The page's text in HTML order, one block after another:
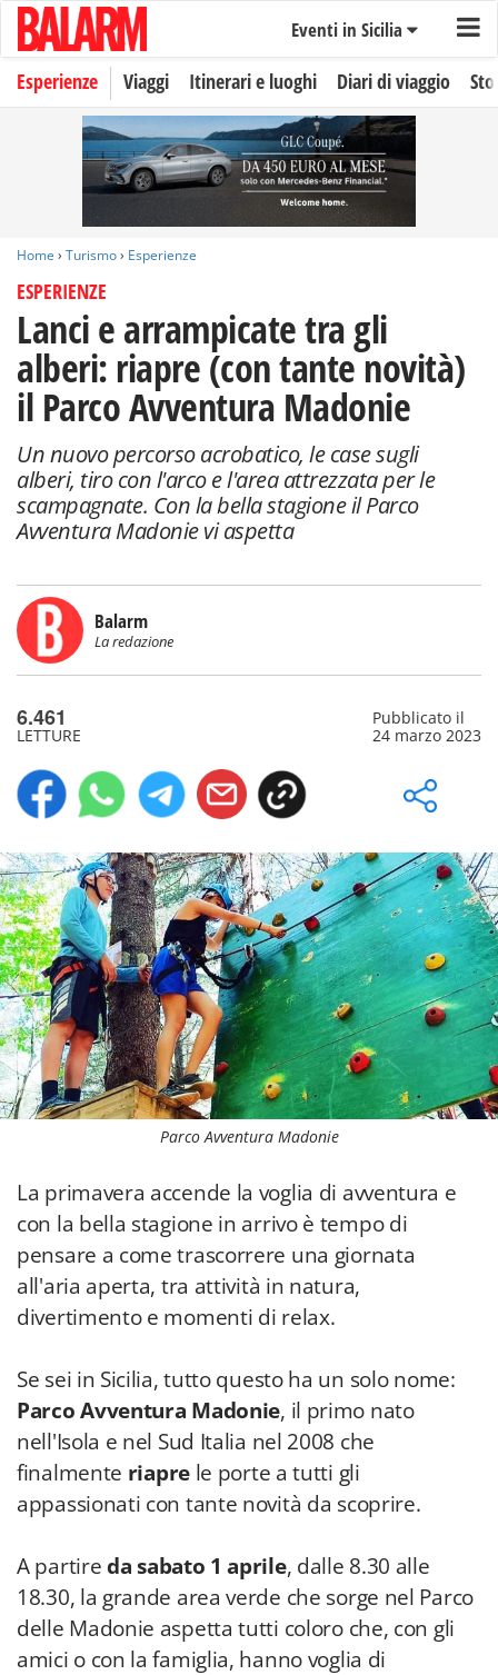
Eventi in Sicilia
Esperienze Viaggi Itinerari e luoghi Diari di viaggio
Home › Turismo› Esperienze
ESPERIENZE
Lanci e arrampicate tra gli
alberi: riapre (con tante novità)
il Parco Avventura Madonie
Un nuovo percorso acrobatico, le case sugli
alberi, tiro con l'arco e l'area attrezzata per le
scampagnate. Con la bella stagione il Parco
Avventura Madonie vi aspetta
Balarm
La redazione
6.461
LETTURE
Pubblicato il
24 marzo 2023
Parco Avventura Madonie
La primavera accende la voglia di avventura e
con la bella stagione in arrivo è tempo di
pensare a come trascorrere una giornata
all'aria aperta, tra attività in natura,
divertimento e momenti di relax.
Se sei in Sicilia, tutto questo ha un solo nome:
Parco Avventura Madonie, il primo nato
nell'Isola e nel Sud Italia nel 2008 che
finalmente riapre le porte a tutti gli
appassionati con tante novità da scoprire.
A partireda sabato 1 aprile, dalle 8.30 alle
18.30, la grande area verde che sorge nel Parco
delle Madonie aspetta tutti coloro che, con gli
amici o con la famiglia, hanno voglia di